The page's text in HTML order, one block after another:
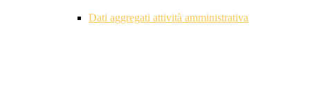
Dati aggregati attività amministrativa